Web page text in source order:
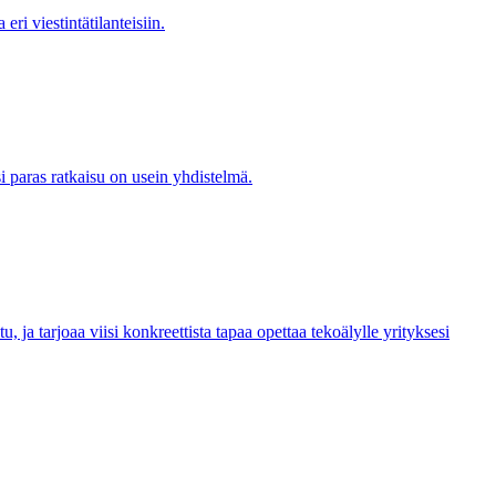
eri viestintätilanteisiin.
ratkaisu on usein yhdistelmä.
ja tarjoaa viisi konkreettista tapaa opettaa tekoälylle yrityksesi